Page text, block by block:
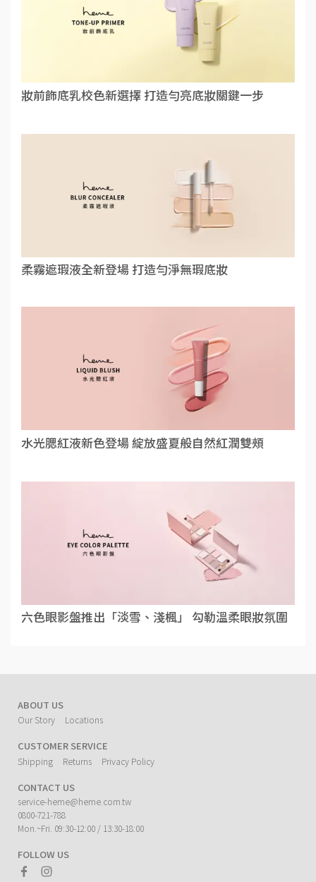
妝前飾底乳校色新選擇 打造勻亮底妝關鍵一步
柔霧遮瑕液全新登場 打造勻淨無瑕底妝
水光腮紅液新色登場 綻放盛夏般自然紅潤雙頰
六色眼影盤推出「淡雪、淺楓」 勾勒溫柔眼妝氛圍
ABOUT US
Our Story Locations
CUSTOMER SERVICE
Shipping Returns Privacy Policy
CONTACT US
service-heme@heme.com.tw
0800-721-788
Mon.~Fri. 09:30-12:00 / 13:30-18:00
FOLLOW US